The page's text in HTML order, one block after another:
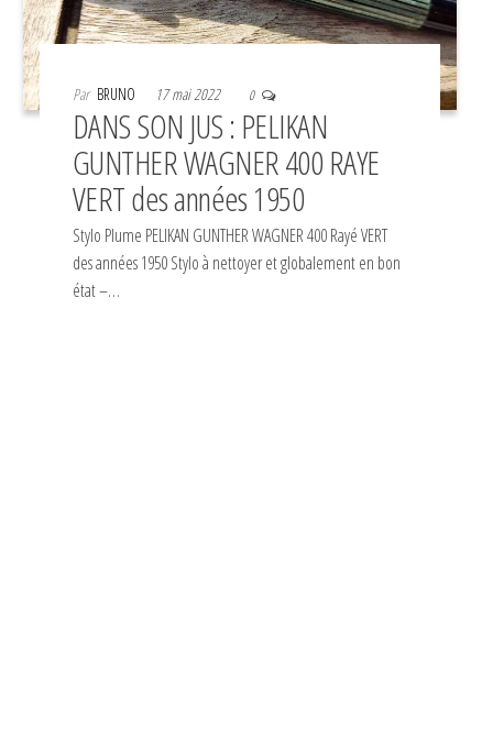
Par BRUNO 17 mai 2022 0
DANS SON JUS : PELIKAN
GUNTHER WAGNER 400 RAYE
VERT des années 1950
Stylo Plume PELIKAN GUNTHER WAGNER 400 Rayé VERT
des années 1950 Stylo à nettoyer et globalement en bon
état –…